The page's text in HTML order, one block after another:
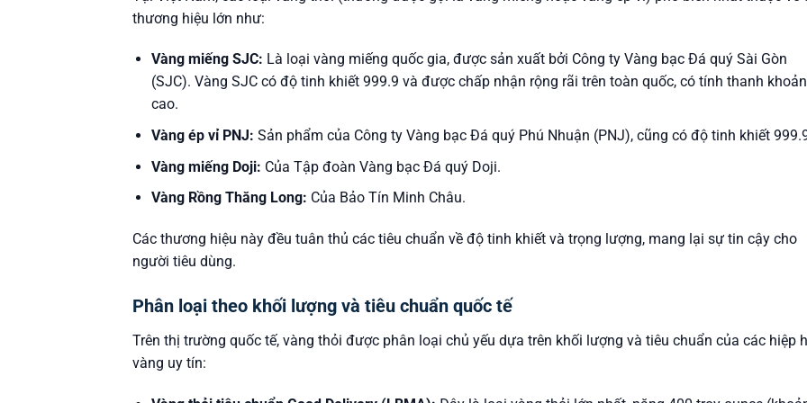
thương hiệu lớn như:
Vàng miếng SJC: Là loại vàng miếng quốc gia, được sản xuất bởi Công ty Vàng bạc Đá quý Sài Gòn
(SJC). Vàng SJC có độ tinh khiết 999.9 và được chấp nhận rộng rãi trên toàn quốc, có tính thanh khoản
cao.
Vàng ép vỉ PNJ: Sản phẩm của Công ty Vàng bạc Đá quý Phú Nhuận (PNJ), cũng có độ tinh khiết
Vàng miếng Doji: Của Tập đoàn Vàng bạc Đá quý Doji.
Vàng Rồng Thăng Long: Của Bảo Tín Minh Châu.
Các thương hiệu này đều tuân thủ các tiêu chuẩn về độ tinh khiết và trọng lượng, mang lại sự tin cậy cho
người tiêu dùng.
Phân loại theo khối lượng và tiêu chuẩn quốc tế
Trên thị trường quốc tế, vàng thỏi được phân loại chủ yếu dựa trên khối lượng và tiêu chuẩn của các hiệp
vàng uy tín: